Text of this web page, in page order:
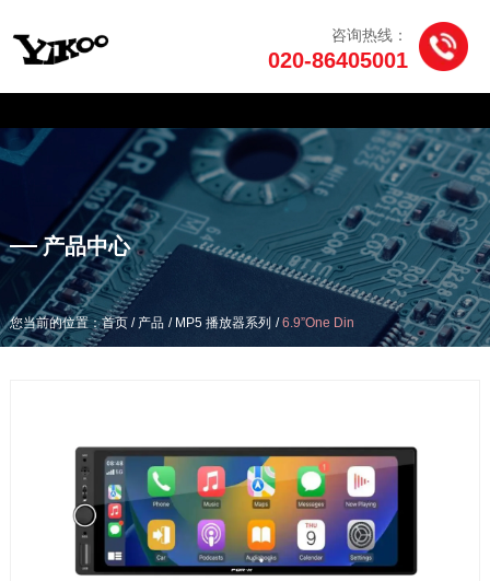
您当前的位置：首页/产品 / MP5 播放器系列 / 6.9”One Din
咨询热线：
020-86405001
产品中心
您当前的位置：首页 / 产品 / MP5 播放器系列 /6.9”One Din